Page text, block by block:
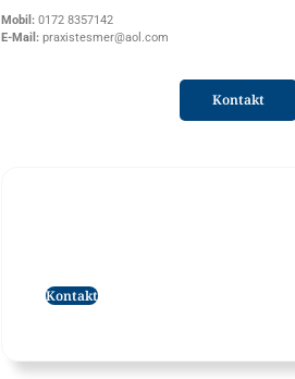
Mobil: 0172 8357142
E-Mail: praxistesmer@aol.com
Kontakt
Kontakt